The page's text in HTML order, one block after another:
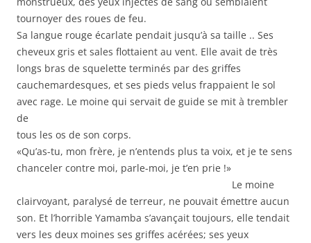
tournoyer des roues de feu.
Sa langue rouge écarlate pendait jusqu’à sa taille .. Ses
cheveux gris et sales flottaient au vent. Elle avait de très
longs bras de squelette terminés par des griffes
cauchemardesques, et ses pieds velus frappaient le sol
avec rage. Le moine qui servait de guide se mit à trembler
de
tous les os de son corps.
«Qu’as-tu, mon frère, je n’entends plus ta voix, et je te sens
chanceler contre moi, parle-moi, je t’en prie !»
Le moine
clairvoyant, paralysé de terreur, ne pouvait émettre aucun
son. Et l’horrible Yamamba s’avançait toujours, elle tendait
vers les deux moines ses griffes acérées; ses yeux